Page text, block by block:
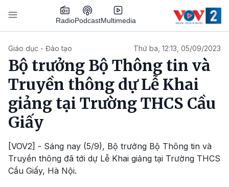
Nhảy đến nội dung
RadioPodcastMultimedia
Giáo dục - Đào tạo Thứ ba, 12:13, 05/09/2023
Bộ trưởng Bộ Thông tin và
Truyền thông dự Lễ Khai
giảng tại Trường THCS Cầu
Giấy
[VOV2] - Sáng nay (5/9), Bộ trưởng Bộ Thông tin và
Truyền thông đã tới dự Lễ Khai giảng tại Trường THCS
Cầu Giấy, Hà Nội.